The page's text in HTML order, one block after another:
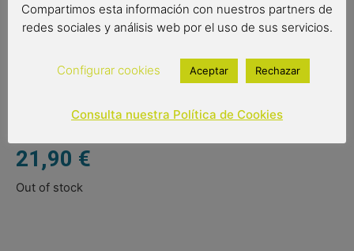
Medidas:
Diámetro: 103 cm.
21,90 €
Out of stock
Compartimos esta información con nuestros partners de
redes sociales y análisis web por el uso de sus servicios.
Configurar cookies Aceptar Rechazar
Consulta nuestra Política de Cookies